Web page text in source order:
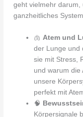
geht vielmehr darum,
ganzheitliches
🫁 Atem und
der Lunge und
sie mit Stress,
und warum die
unsere
perfekt mit
🧠
Körpersignale